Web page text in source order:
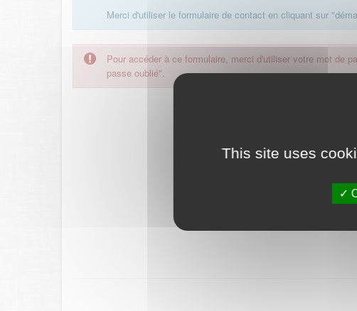
This site uses
Merci d'utiliser le formulaire de contact en cliquant sur
Pour accéder à ce formulaire, merci d'utiliser votre mot de
passe oublié".